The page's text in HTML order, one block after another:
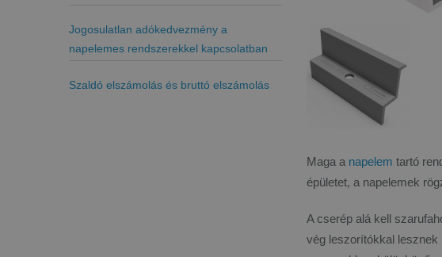
Jogosulatlan adókedvezmény a
napelemes rendszerekkel kapcsolatban
Szaldó elszámolás és bruttó elszámolás
Maga a napelem tartó
épületet, a napelemek
A cserép alá kell
vég leszorítókkal lesznek